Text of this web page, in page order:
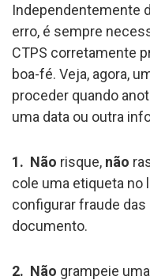
Independentemente
erro, é sempre
CTPS corretamente
boa-fé. Veja, agora,
proceder quando
uma data ou outra
1. Não risque, não
cole uma etiqueta no
configurar fraude
documento.
2. Não grampeie